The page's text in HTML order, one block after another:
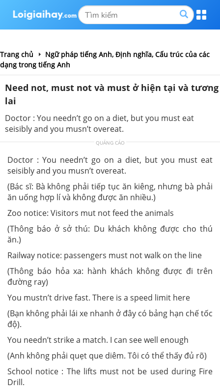
Trang chủ
Ngữ pháp tiếng Anh, Định nghĩa, Cấu trúc của các
dạng trong tiếng Anh
Need not, must not và must ở hiện tại và tương
lai
Doctor : You needn’t go on a diet, but you must eat
seisibly and you musn’t overeat.
QUẢNG CÁO
Doctor : You needn’t go on a diet, but you must eat
seisibly and you musn’t overeat.
(Bác sĩ: Bà không phải tiếp tục ăn kiêng, nhưng bà phải
ăn uống hợp lí và không được ăn nhiều.)
Zoo notice: Visitors mut not feed the animals
(Thông báo ở sở thú: Du khách không được cho thú
ăn.)
Railway notice: passengers must not walk on the line
(Thông báo hỏa xa: hành khách không được đi trên
đường ray)
You mustn’t drive fast. There is a speed limit here
(Bạn không phải lái xe nhanh ở đây có bảng hạn chế tốc
độ).
You needn’t strike a match. I can see well enough
(Anh không phải quẹt que diêm. Tôi có thể thấy đủ rõ)
School notice : The lifts must not be used during Fire
Drill.